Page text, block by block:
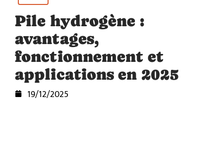
Pile hydrogène :
avantages,
fonctionnement et
applications en 2025
19/12/2025